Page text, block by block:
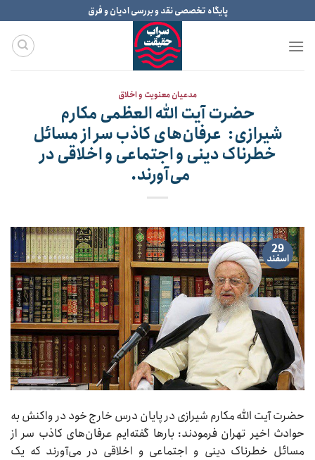
to
content
پایگاه تخصصی نقد و بررسی ادیان و فرق
مدعیان معنویت و اخلاق
حضرت آیت الله العظمی مکارم
شیرازی: عرفان‌هاى کاذب سر از مسائل
خطرناک دینى و اجتماعى و اخلاقى در
مى‌آورند.
29
اسفند
حضرت آیت الله مکارم شیرازی در پایان درس خارج خود در واکنش به
حوادث اخیر تهران فرمودند: بارها گفته‌ایم عرفان‌هاى کاذب سر از
مسائل خطرناک دینى و اجتماعى و اخلاقى در مى‌آورند که یک